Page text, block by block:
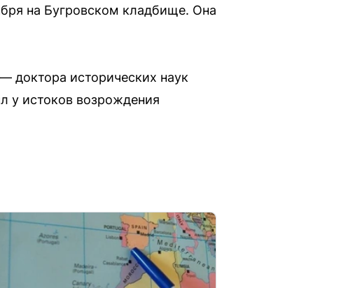
на Бугровском кладбище. Она
доктора исторических наук
у истоков возрождения